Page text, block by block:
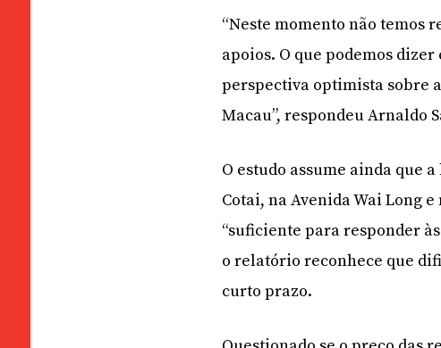
“Neste momento não temos
apoios. O que podemos
perspectiva optimista sobre
Macau”, respondeu Arnaldo
O estudo assume ainda que
Cotai, na Avenida Wai Long
“suficiente para responder
o relatório reconhece que
curto prazo.